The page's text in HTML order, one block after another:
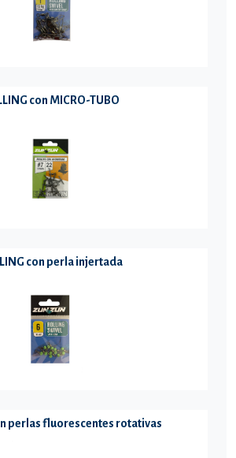
con MICRO-TUBO
con perla injertada
perlas fluorescentes rotativas